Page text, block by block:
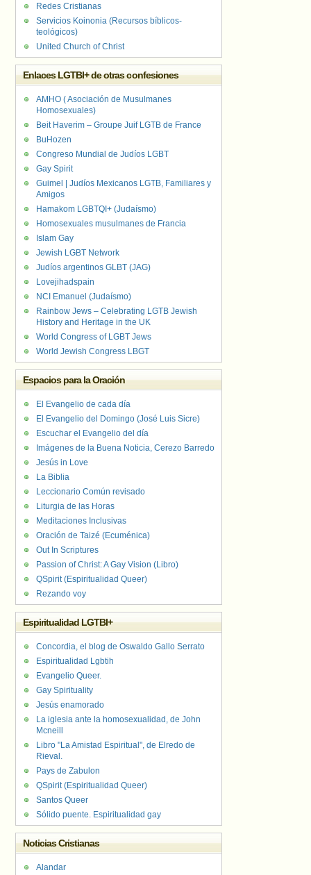
Redes Cristianas
Servicios Koinonia (Recursos bíblicos-
teológicos)
United Church of Christ
Enlaces LGTBI+ de otras confesiones
AMHO ( Asociación de Musulmanes
Homosexuales)
Beit Haverim – Groupe Juif LGTB de France
BuHozen
Congreso Mundial de Judíos LGBT
Gay Spirit
Guimel | Judíos Mexicanos LGTB, Familiares y
Amigos
Hamakom LGBTQI+ (Judaísmo)
Homosexuales musulmanes de Francia
Islam Gay
Jewish LGBT Network
Judíos argentinos GLBT (JAG)
Lovejihadspain
NCI Emanuel (Judaísmo)
Rainbow Jews – Celebrating LGTB Jewish
History and Heritage in the UK
World Congress of LGBT Jews
World Jewish Congress LBGT
Espacios para la Oración
El Evangelio de cada día
El Evangelio del Domingo (José Luis Sicre)
Escuchar el Evangelio del día
Imágenes de la Buena Noticia, Cerezo Barredo
Jesús in Love
La Biblia
Leccionario Común revisado
Liturgia de las Horas
Meditaciones Inclusivas
Oración de Taizé (Ecuménica)
Out In Scriptures
Passion of Christ: A Gay Vision (Libro)
QSpirit (Espiritualidad Queer)
Rezando voy
Espiritualidad LGTBI+
Concordia, el blog de Oswaldo Gallo Serrato
Espiritualidad Lgbtih
Evangelio Queer.
Gay Spirituality
Jesús enamorado
La iglesia ante la homosexualidad, de John
Mcneill
Libro "La Amistad Espiritual", de Elredo de
Rieval.
Pays de Zabulon
QSpirit (Espiritualidad Queer)
Santos Queer
Sólido puente. Espiritualidad gay
Noticias Cristianas
Alandar